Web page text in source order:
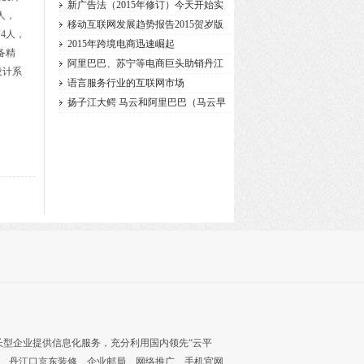
，
人，
精
计系
新广告法（2015年修订）今天开始实
施
移动互联网发展趋势报告2015贺岁版
2015年跨境电商迅速崛起
阿里巴巴、苏宁等电商巨头助销丹江
语言服务行业的互联网市场
扬子江大鳄 马云和阿里巴巴（马云早
企业提供信息化服务，充分利用国内领先“云平
丹江口京东装修 企业邮局 网络推广 手机官网